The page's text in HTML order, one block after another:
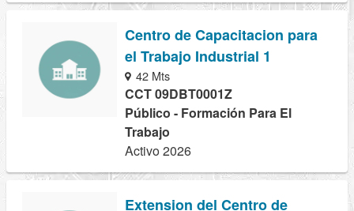
Centro de Capacitacion para
el Trabajo Industrial 1
42 Mts
CCT 09DBT0001Z
Público - Formación Para El
Trabajo
Activo 2026
Extension del Centro de